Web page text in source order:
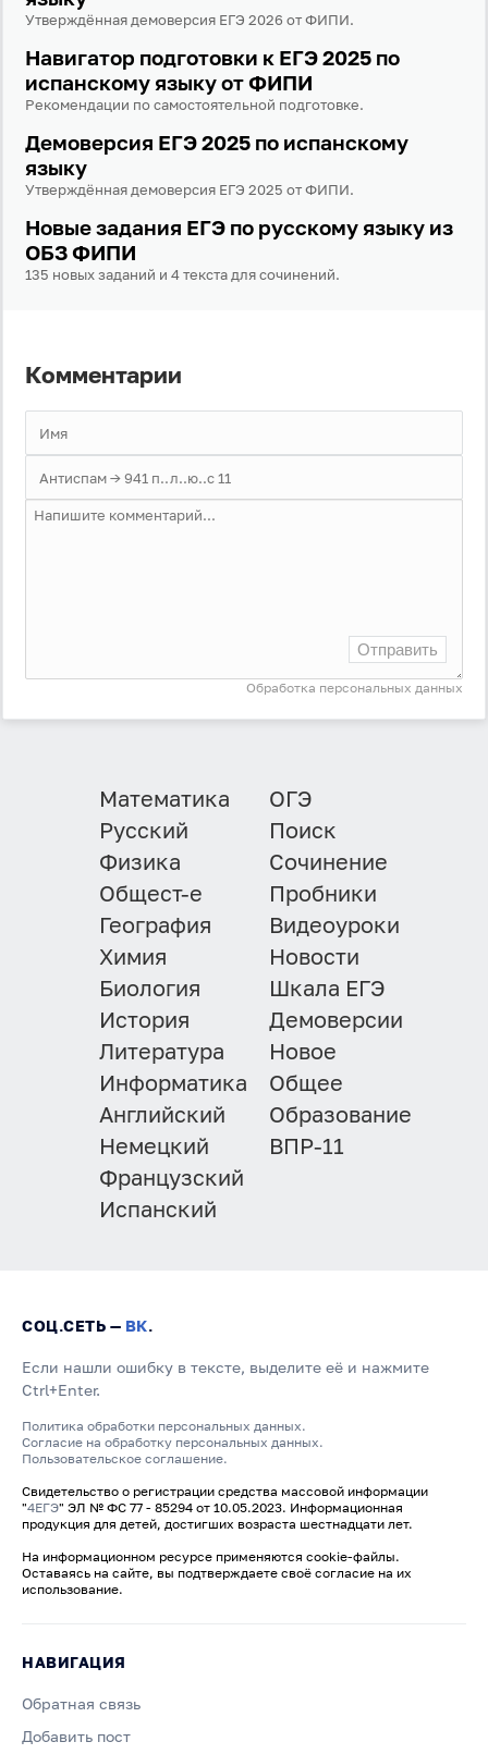
Антиспам: Загрузка...
Забыли пароль?
Даю согласие наобработку своих персональных
данных
на условиях и для целей, определённых в
политике в отношении обработки персональных
данных, а также принимаю Пользовательское
соглашение
Войти через Вконтакте
Утверждённая демоверсия ЕГЭ 2026 от ФИПИ.
Навигатор подготовки к ЕГЭ 2025 по
испанскому языку от ФИПИ
Рекомендации по самостоятельной подготовке.
Демоверсия ЕГЭ 2025 по испанскому
языку
Утверждённая демоверсия ЕГЭ 2025 от ФИПИ.
Новые задания ЕГЭ по русскому языку из
ОБЗ ФИПИ
135 новых заданий и 4 текста для сочинений.
Комментарии
Отправить
Обработка персональных данных
Математика
Русский
Физика
Общест-е
География
Химия
Биология
История
Литература
Информатика
Английский
Немецкий
Французский
Испанский
ОГЭ
Поиск
Сочинение
Пробники
Видеоуроки
Новости
Шкала ЕГЭ
Демоверсии
Новое
Общее
Образование
ВПР-11
СОЦ.СЕТЬ — ВК.
Если нашли ошибку в тексте, выделите её и нажмите
Ctrl+Enter.
Политика обработки персональных данных.
Согласие на обработку персональных данных.
Пользовательское соглашение.
Свидетельство о регистрации средства массовой информации
"4ЕГЭ" ЭЛ № ФС 77 - 85294 от 10.05.2023. Информационная
продукция для детей, достигших возраста шестнадцати лет.
На информационном ресурсе применяются cookie-файлы.
Оставаясь на сайте, вы подтверждаете своё согласие на их
использование.
НАВИГАЦИЯ
Обратная связь
Добавить пост